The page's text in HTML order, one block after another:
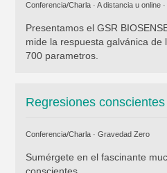
Conferencia/Charla · A distancia u online ·
Presentamos el GSR
mide la respuesta galvánica de
700 parametros.
Regresiones
Conferencia/Charla · Gravedad Zero
Sumérgete en el fascinante